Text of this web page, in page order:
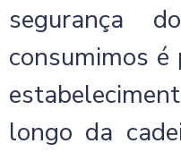
segurança
consumimos
longo da